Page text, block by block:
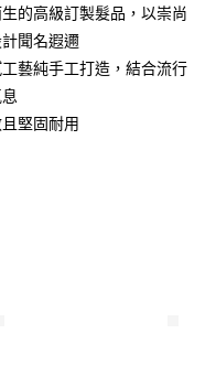
值。
帳。
將跳轉至「AFTEE先享後付」
但若您需要取消訂單，請聯絡
費
的高級訂製髮品，以崇尚
聞名遐邇
藝純手工打造，結合流行
堅固耐用